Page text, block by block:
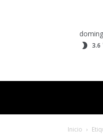
3.6
Inicio